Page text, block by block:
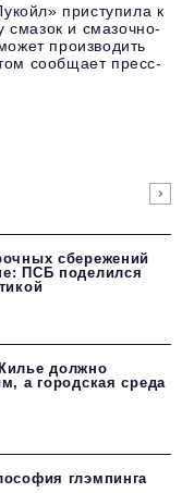
приступила к
смазок и смазочно-
производить
сообщает пресс-
сбережений
ПСБ поделился
должно
а городская среда
глэмпинга